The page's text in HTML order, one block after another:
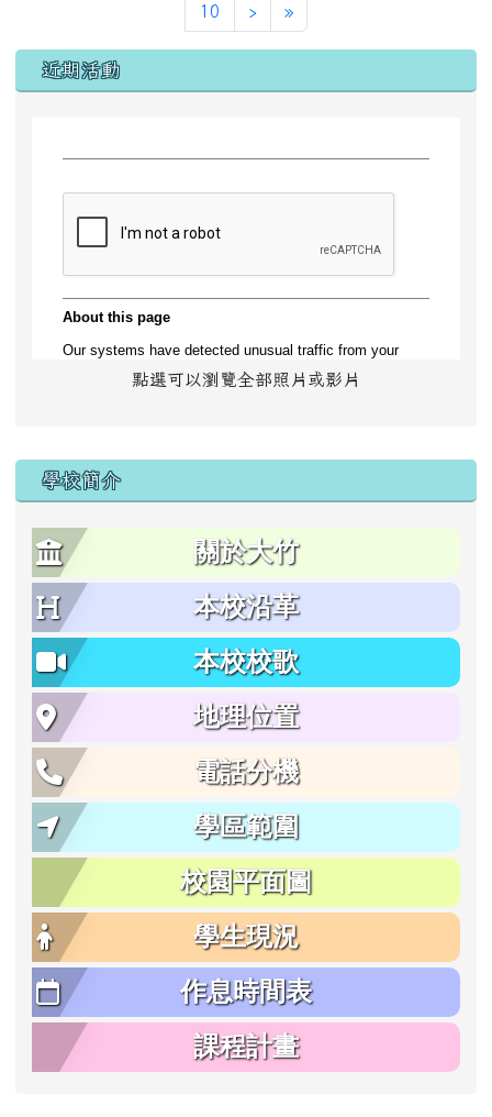
10 ›下一頁
»最後頁
左邊區域內容
近期活動
點選可以瀏覽全部照片或影片
學校簡介
關於大竹
本校沿革
本校校歌
地理位置
電話分機
學區範圍
校園平面圖
學生現況
作息時間表
課程計畫